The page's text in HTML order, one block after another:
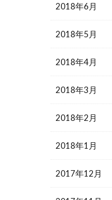
2018年6月
2018年5月
2018年4月
2018年3月
2018年2月
2018年1月
2017年12月